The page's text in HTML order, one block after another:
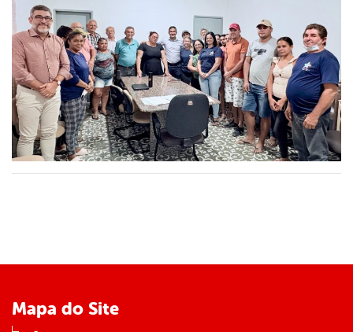
Mapa do Site